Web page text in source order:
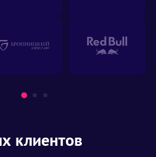
клиентов